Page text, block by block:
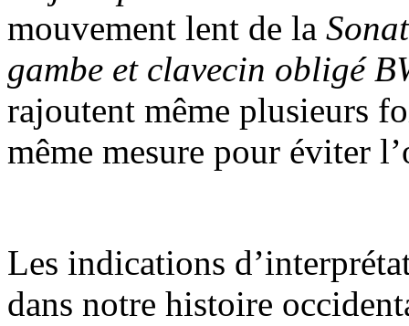
mouvement lent de la
gambe et clavecin obligé
rajoutent même plusieurs
même mesure pour éviter
Les indications
dans notre histoire